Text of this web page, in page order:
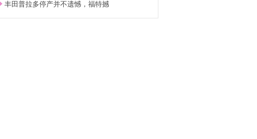
丰田普拉多停产并不遗憾，福特撼